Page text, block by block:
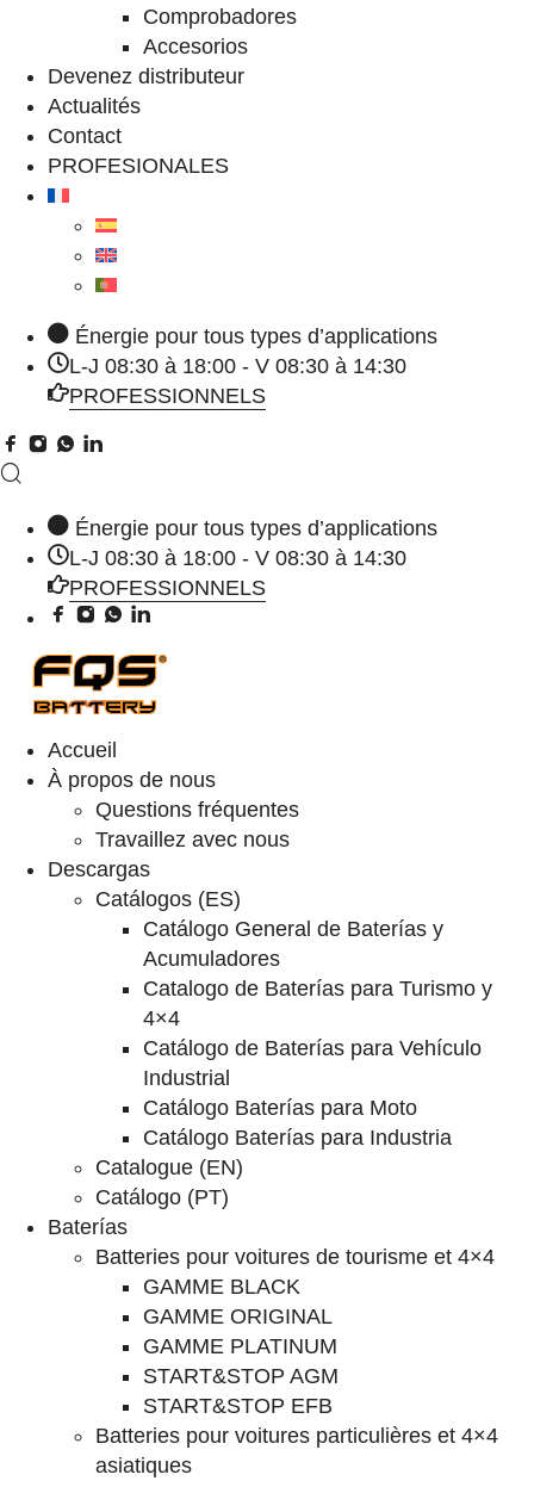
Comprobadores
Accesorios
Devenez distributeur
Actualités
Contact
PROFESIONALES
Énergie pour tous types d’applications
L-J 08:30 à 18:00 - V 08:30 à 14:30
PROFESSIONNELS
Énergie pour tous types d’applications
L-J 08:30 à 18:00 - V 08:30 à 14:30
PROFESSIONNELS
Accueil
À propos de nous
Questions fréquentes
Travaillez avec nous
Descargas
Catálogos (ES)
Catálogo General de Baterías y
Acumuladores
Catalogo de Baterías para Turismo y
4×4
Catálogo de Baterías para Vehículo
Industrial
Catálogo Baterías para Moto
Catálogo Baterías para Industria
Catalogue (EN)
Catálogo (PT)
Baterías
Batteries pour voitures de tourisme et 4×4
GAMME BLACK
GAMME ORIGINAL
GAMME PLATINUM
START&STOP AGM
START&STOP EFB
Batteries pour voitures particulières et 4×4
asiatiques